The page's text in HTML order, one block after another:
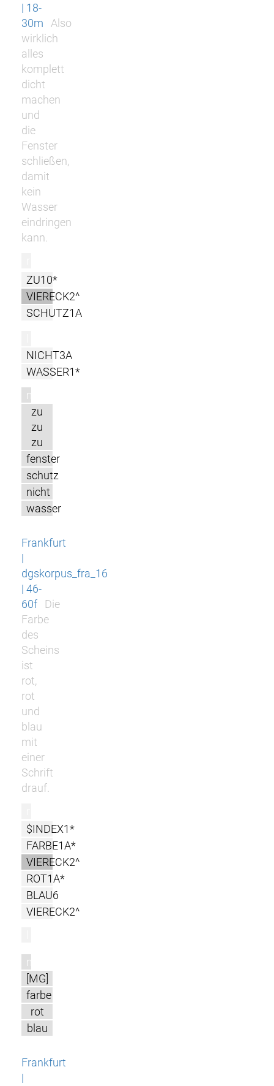
| 18-
30m
Also
wirklich
alles
komplett
dicht
machen
und
die
Fenster
schließen,
damit
kein
Wasser
eindringen
kann.
ZU10*
VIERECK2^
SCHUTZ1A
NICHT3A
WASSER1*
m
zu
zu
zu
fenster
schutz
nicht
wasser
Frankfurt
|
dgskorpus_fra_16
| 46-
60f
Die
Farbe
des
Scheins
ist
rot,
rot
und
blau
mit
einer
Schrift
drauf.
$INDEX1*
FARBE1A*
VIERECK2^
ROT1A*
BLAU6
VIERECK2^
m
[MG]
farbe
rot
blau
Frankfurt
|